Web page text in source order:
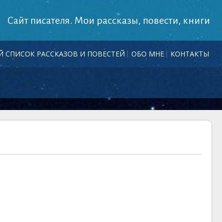
Сайт писателя. Мои рассказы, повести, книги
СПИСОК РАССКАЗОВ И ПОВЕСТЕЙ ОБО МНЕ
КОНТАКТЫ